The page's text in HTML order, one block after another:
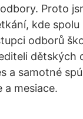
Proto
kde spolu
odborů
dětských
a samotné
a mesiace.